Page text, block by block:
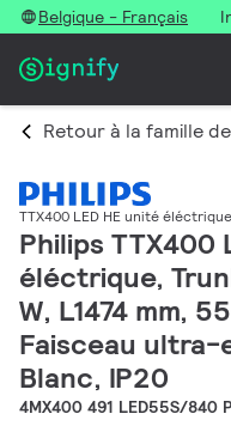
Belgique - Français
Retour à la famille
TTX400 LED HE unité éléctrique
Philips TTX400
éléctrique,
W, L1474 mm,
Faisceau ultra-
Blanc, IP20
4MX400 491 LED55S/840